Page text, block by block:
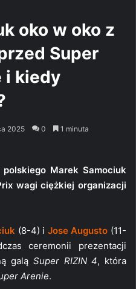
oko w oko z
Super
i kiedy
2025 0 1 minuta
Marek Samociuk
wagi ciężkiej organizacji
(8-4) i Jose Augusto (11-
ceremonii prezentacji
galą Super RIZIN 4, która
Arenie.